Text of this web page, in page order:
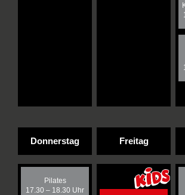
Donnerstag
Pilates
17.30 – 18.30 Uhr
Freitag